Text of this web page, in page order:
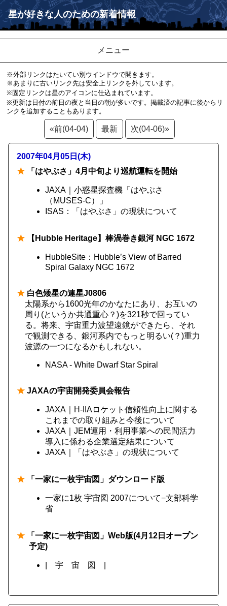
星が好きな人のための新着情報
メニュー
※外部リンクはたいてい別ウインドウで開きます。
※あまりに古いリンク先は安全上リンクを外しています。
※固定リンクは星のアイコンに仕込まれています。
※更新は日付の前日の夜と当日の朝が多いです。掲載済の記事に後からリ
ンクを追加することもあります。
«前(04-04) 最新 次(04-06)»
2007年04月05日(木)
★ 「はやぶさ」4月中旬より巡航運転を開始
JAXA｜小惑星探査機「はやぶさ
（MUSES-C）」
ISAS：「はやぶさ」の現状について
★ 【Hubble Heritage】棒渦巻き銀河 NGC 1672
HubbleSite：Hubble’s View of Barred
Spiral Galaxy NGC 1672
★ 白色矮星の連星J0806
太陽系から1600光年のかなたにあり、お互いの
周り(というか共通重心？)を321秒で回ってい
る。将来、宇宙重力波望遠鏡ができたら、それ
で観測できる、銀河系内でもっと明るい(？)重力
波源の一つになるかもしれない。
NASA - White Dwarf Star Spiral
★ JAXAの宇宙開発委員会報告
JAXA｜H-IIAロケット信頼性向上に関する
これまでの取り組みと今後について
JAXA｜JEM運用・利用事業への民間活力
導入に係わる企業選定結果について
JAXA｜「はやぶさ」の現状について
★ 「一家に一枚宇宙図」ダウンロード版
一家に1枚 宇宙図 2007について−文部科学
省
★ 「一家に一枚宇宙図」Web版(4月12日オープン
予定)
| 宇 宙 図 |